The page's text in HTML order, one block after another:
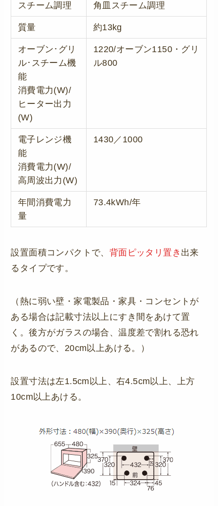
スチーム調理 角皿スチーム調理
質量 約13kg
オーブン･グリ
ル･スチーム機
能
消費電力(W)/
ヒーター出力
(W)
1220/オーブン1150・グリ
ル800
電子レンジ機
能
消費電力(W)/
高周波出力(W)
1430／1000
年間消費電力
量
73.4kWh/年
設置面積コンパクトで、 背面ピッタリ置き 出来
るタイプです。
（熱に弱い壁・家電製品・家具・コンセントが
ある場合は記載寸法以上にすき間をあけて置
く。後方がガラスの場合、温度差で割れる恐れ
があるので、20cm以上あける。）
設置寸法は左1.5cm以上、右4.5cm以上、上方
10cm以上あける。